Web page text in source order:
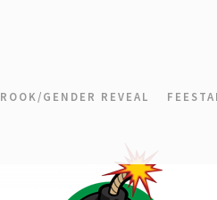
ROOK/GENDER REVEAL